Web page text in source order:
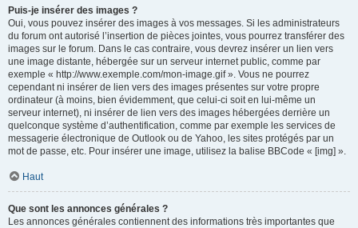
Puis-je insérer des images ?
Oui, vous pouvez insérer des images à vos messages. Si les administrateurs
du forum ont autorisé l’insertion de pièces jointes, vous pourrez transférer des
images sur le forum. Dans le cas contraire, vous devrez insérer un lien vers
une image distante, hébergée sur un serveur internet public, comme par
exemple « http://www.exemple.com/mon-image.gif ». Vous ne pourrez
cependant ni insérer de lien vers des images présentes sur votre propre
ordinateur (à moins, bien évidemment, que celui-ci soit en lui-même un
serveur internet), ni insérer de lien vers des images hébergées derrière un
quelconque système d’authentification, comme par exemple les services de
messagerie électronique de Outlook ou de Yahoo, les sites protégés par un
mot de passe, etc. Pour insérer une image, utilisez la balise BBCode « [img] ».
Haut
Que sont les annonces générales ?
Les annonces générales contiennent des informations très importantes que